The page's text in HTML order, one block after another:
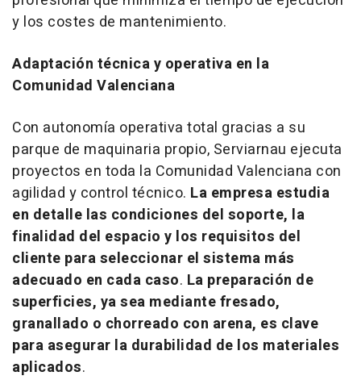
y los costes de mantenimiento.
Adaptación técnica y operativa en la
Comunidad Valenciana
Con autonomía operativa total gracias a su
parque de maquinaria propio, Serviarnau ejecuta
proyectos en toda la Comunidad Valenciana con
agilidad y control técnico. La empresa estudia
en detalle las condiciones del soporte, la
finalidad del espacio y los requisitos del
cliente para seleccionar el sistema más
adecuado en cada caso. La preparación de
superficies, ya sea mediante fresado,
granallado o chorreado con arena, es clave
para asegurar la durabilidad de los materiales
aplicados.